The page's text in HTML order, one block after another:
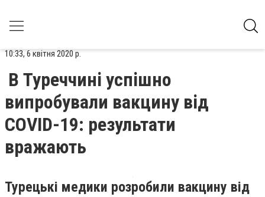
10:33, 6 квітня 2020 р.
В Туреччині успішно
випробували вакцину від
COVID-19: результати
вражають
Турецькі медики розробили вакцину від